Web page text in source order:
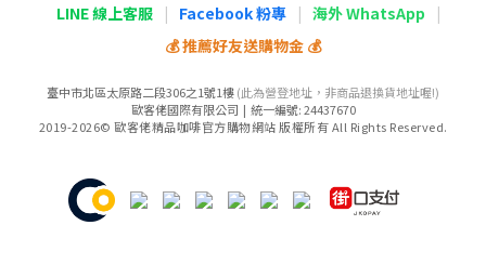
LINE 線上客服 | Facebook 粉專 | 海外 WhatsApp
|
💰 推薦好友送購物金 💰
臺中市北區太原路二段306之1號1樓(此為營登地址，非商品退換貨地址喔!)
歐客佬國際有限公司 | 統一編號: 24437670
2019-2026© 歐客佬精品咖啡官方購物網站 版權所有 All Rights Reserved.